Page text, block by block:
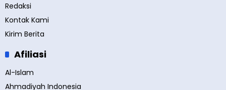
Redaksi
Kontak Kami
Kirim Berita
Afiliasi
Al-Islam
Ahmadiyah Indonesia